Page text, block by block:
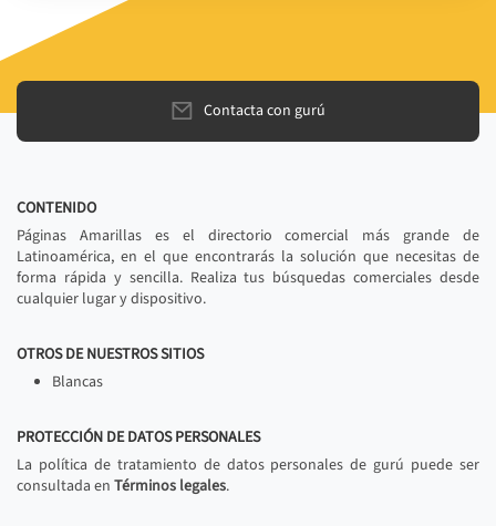
Contacta con gurú
CONTENIDO
Páginas Amarillas es el directorio comercial más grande de
Latinoamérica, en el que encontrarás la solución que necesitas de
forma rápida y sencilla. Realiza tus búsquedas comerciales desde
cualquier lugar y dispositivo.
OTROS DE NUESTROS SITIOS
Blancas
PROTECCIÓN DE DATOS PERSONALES
La política de tratamiento de datos personales de gurú puede ser
consultada en Términos legales.